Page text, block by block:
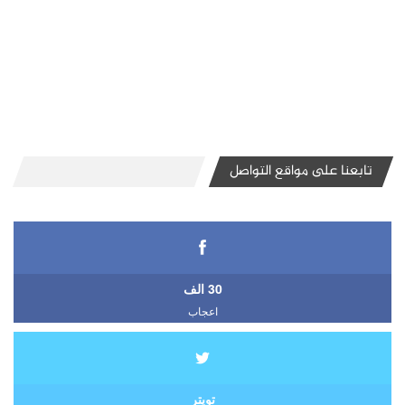
تابعنا على مواقع التواصل
30 الف
اعجاب
تويتر